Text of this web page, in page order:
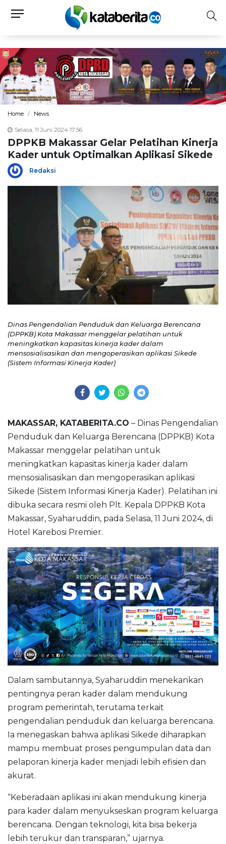
Home News
Selasa, 11 Juni 2024 17:56
DPPKB Makassar Gelar Pelatihan Kinerja
Kader untuk Optimalkan Aplikasi Sikede
Redaksi
Dinas Pengendalian Penduduk dan Keluarga Berencana
(DPPKB) Kota Makassar menggelar pelatihan untuk
meningkatkan kapasitas kinerja kader dalam
mensosialisasikan dan mengoperasikan aplikasi Sikede
(Sistem Informasi Kinerja Kader)
MAKASSAR, KATABERITA.CO – Dinas Pengendalian
Penduduk dan Keluarga Berencana (DPPKB) Kota
Makassar menggelar pelatihan untuk
meningkatkan kapasitas kinerja kader dalam
mensosialisasikan dan mengoperasikan aplikasi
Sikede (Sistem Informasi Kinerja Kader). Pelatihan ini
dibuka secara resmi oleh Plt. Kepala DPPKB Kota
Makassar, Syaharuddin, pada Selasa, 11 Juni 2024, di
Hotel Karebosi Premier.
Dalam sambutannya, Syaharuddin menekankan
pentingnya peran kader dalam mendukung
program pemerintah, terutama terkait
pengendalian penduduk dan keluarga berencana.
Ia menegaskan bahwa aplikasi Sikede diharapkan
mampu membuat proses pengumpulan data dan
pelaporan kinerja kader menjadi lebih efisien dan
akurat.
“Keberadaan aplikasi ini akan mendukung kinerja
para kader dalam menyukseskan program keluarga
berencana. Dengan teknologi, kita bisa bekerja
lebih terukur dan transparan,” ujarnya.